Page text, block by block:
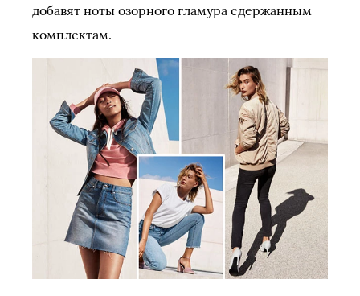
добавят ноты озорного гламура сдержанным
комплектам.